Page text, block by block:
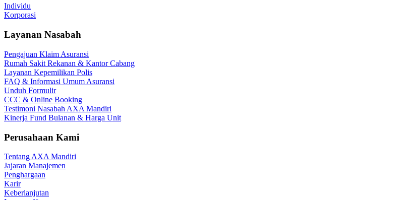
Individu
Korporasi
Layanan Nasabah
Pengajuan Klaim Asuransi
Rumah Sakit Rekanan & Kantor Cabang
Layanan Kepemilikan Polis
FAQ & Informasi Umum Asuransi
Unduh Formulir
CCC & Online Booking
Testimoni Nasabah AXA Mandiri
Kinerja Fund Bulanan & Harga Unit
Perusahaan Kami
Tentang AXA Mandiri
Jajaran Manajemen
Penghargaan
Karir
Keberlanjutan